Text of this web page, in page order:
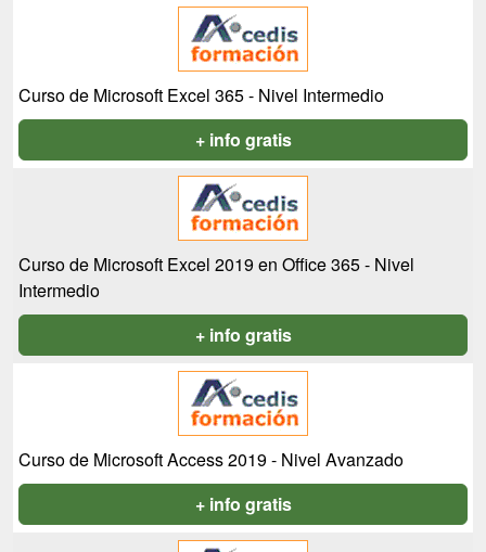
Curso de Microsoft Excel 365 - Nivel Intermedio
+ info gratis
Curso de Microsoft Excel 2019 en Office 365 - Nivel
Intermedio
+ info gratis
Curso de Microsoft Access 2019 - Nivel Avanzado
+ info gratis